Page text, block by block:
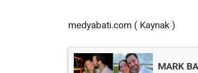
medyabati.com ( Kaynak )
MARK